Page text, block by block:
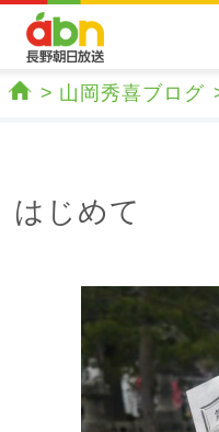
山岡秀喜ブログ
はじめて